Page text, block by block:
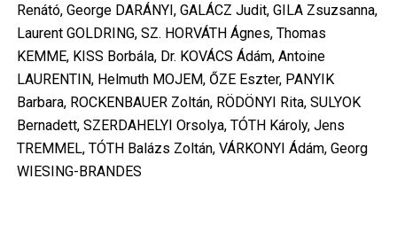
Renátó, George DARÁNYI, GALÁCZ Judit, GILA Zsuzsanna,
Laurent GOLDRING, SZ. HORVÁTH Ágnes, Thomas
KEMME, KISS Borbála, Dr. KOVÁCS Ádám, Antoine
LAURENTIN, Helmuth MOJEM, ŐZE Eszter, PANYIK
Barbara, ROCKENBAUER Zoltán, RÖDÖNYI Rita, SULYOK
Bernadett, SZERDAHELYI Orsolya, TÓTH Károly, Jens
TREMMEL, TÓTH Balázs Zoltán, VÁRKONYI Ádám, Georg
WIESING-BRANDES